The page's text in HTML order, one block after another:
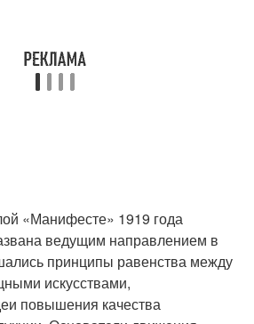
«Манифесте» 1919 года
ведущим направлением в
принципы равенства между
искусствами,
повышения качества